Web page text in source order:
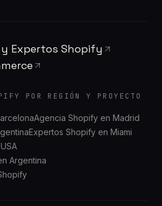
Expertos Shopify
POR REGIÓN Y PROYECTO
Agencia Shopify en Madrid
Expertos Shopify en Miami
Argentina